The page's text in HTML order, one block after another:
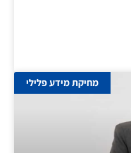
מחיקת מידע פלילי